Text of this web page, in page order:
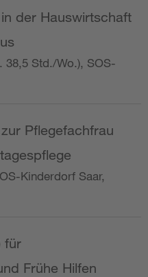
der Hauswirtschaft
38,5 Std./Wo.), SOS-
Pflegefachfrau
Kinderdorf Saar,
für
Frühe Hilfen